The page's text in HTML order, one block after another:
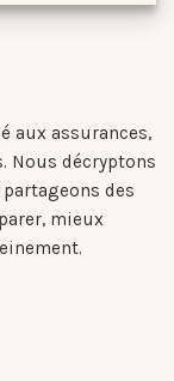
aux assurances,
Nous décryptons
des
mieux